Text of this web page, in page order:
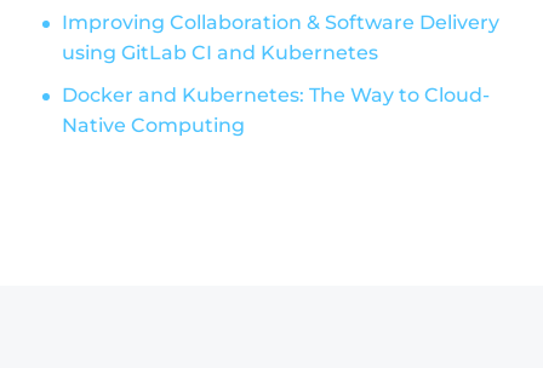
Improving Collaboration & Software Delivery
using GitLab CI and Kubernetes
Docker and Kubernetes: The Way to Cloud-
Native Computing